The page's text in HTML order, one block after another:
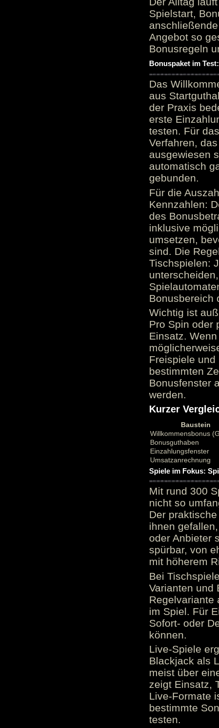
Spielstart,
Angebot so
Bonusregeln
Bonuspaket im
Das
aus
der Praxis
erste
testen. Für
Verfahren,
ausgewiesen
automatisch
gebunden.
Für die
Kennzahlen:
des
inklusive
umsetzen,
sind. Die
Tischspielen:
Bonusbereich
Wichtig ist
Pro Spin oder
Einsatz.
Freispiele
bestimmten
Bonusfenster
werden.
Kurzer
Baustein
Willkommensbonus
Bonusguthaben
Einzahlungsfenster
Umsatzanrechnung
Spiele im Fokus:
Mit rund 300
nicht so
Der
ihnen
oder Anbieter
spürbar, von
mit höherem
Bei
Varianten und
Regelvariante
im Spiel. Für
Sofort- oder
können.
Live-Spiele
Blackjack als
meist über
zeigt Einsatz,
Live-Formate
bestimmte
testen.